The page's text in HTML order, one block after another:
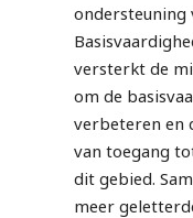
ondersteuning
versterkt de
om de
verbeteren en
van toegang
dit gebied.
meer